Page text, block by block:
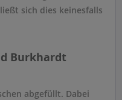
sich dies keinesfalls
Burkhardt
abgefüllt. Dabei